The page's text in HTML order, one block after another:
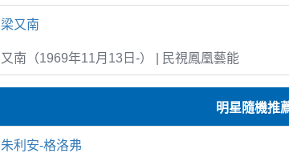
梁又南
又南（1969年11月13日-） | 民視鳳凰藝能
明星隨機推
朱利安-格洛弗